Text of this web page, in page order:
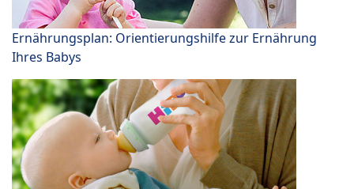
Ernährungsplan: Orientierungshilfe zur Ernährung
Ihres Babys